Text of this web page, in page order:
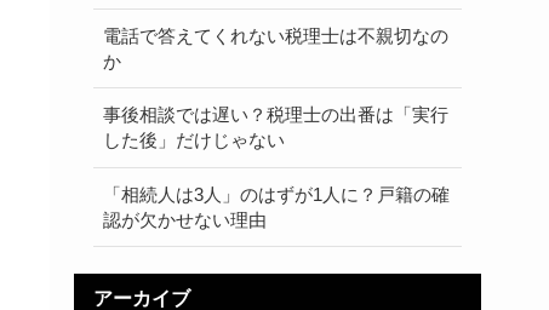
電話で答えてくれない税理士は不親切なの
か
事後相談では遅い？税理士の出番は「実行
した後」だけじゃない
「相続人は3人」のはずが1人に？戸籍の確
認が欠かせない理由
アーカイブ